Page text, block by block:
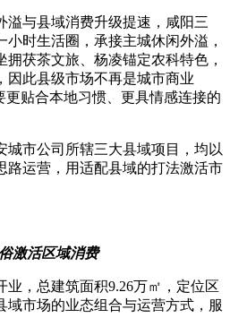
溢与县域消费升级提速，咸阳三
时生活圈，承接主城休闲外溢，
茯茶文旅、杨凌锚定农科特色，
因此县级市场不再是城市商业
更贴合本地习惯、更具情感连接的
城市公司所辖三大县域项目，均以
路运营，用适配县域的打法激活市
激活区域消费
业，总建筑面积9.26万㎡，定位区
域市场的业态组合与运营方式，服